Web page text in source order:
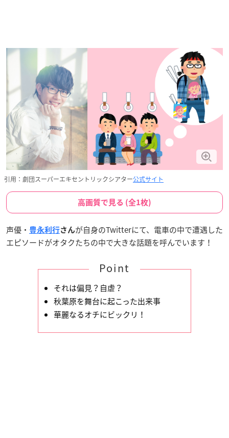
引用：劇団スーパーエキセントリックシアター公式サイト
高画質で見る (全1枚)
声優・ 豊永利行さんが自身のTwitterにて、電車の中で遭遇した
エピソードがオタクたちの中で大きな話題を呼んでいます！
Point
それは偏見？自虐？
秋葉原を舞台に起こった出来事
華麗なるオチにビックリ！